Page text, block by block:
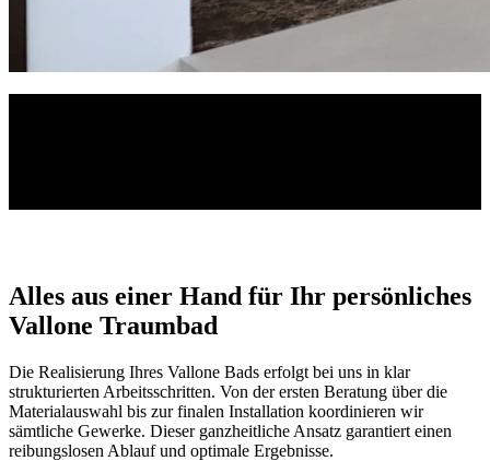
Alles aus einer Hand für Ihr persönliches
Vallone Traumbad
Die Realisierung Ihres Vallone Bads erfolgt bei uns in klar
strukturierten Arbeitsschritten. Von der ersten Beratung über die
Materialauswahl bis zur finalen Installation koordinieren wir
sämtliche Gewerke. Dieser ganzheitliche Ansatz garantiert einen
reibungslosen Ablauf und optimale Ergebnisse.